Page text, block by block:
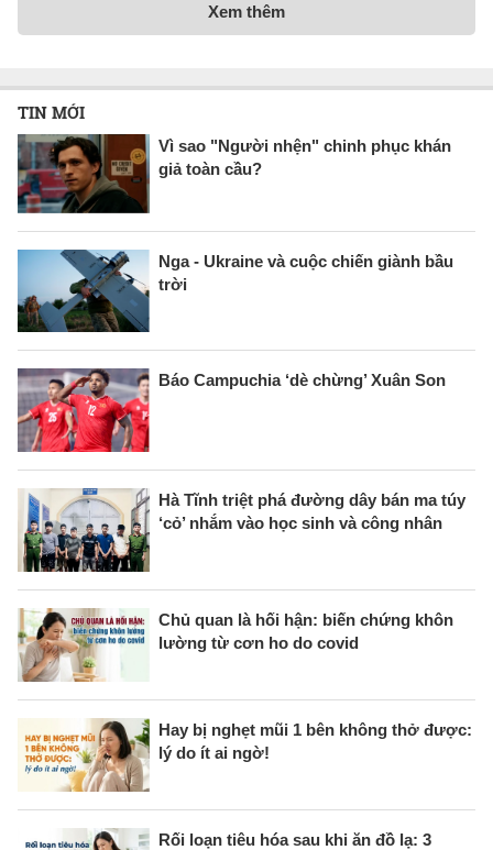
Xem thêm
TIN MỚI
Vì sao "Người nhện" chinh phục khán
giả toàn cầu?
Nga - Ukraine và cuộc chiến giành bầu
trời
Báo Campuchia ‘dè chừng’ Xuân Son
Hà Tĩnh triệt phá đường dây bán ma túy
‘cỏ’ nhắm vào học sinh và công nhân
Chủ quan là hối hận: biến chứng khôn
lường từ cơn ho do covid
Hay bị nghẹt mũi 1 bên không thở được:
lý do ít ai ngờ!
Rối loạn tiêu hóa sau khi ăn đồ lạ: 3